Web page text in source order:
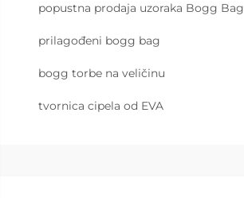
popustna prodaja uzoraka Bogg Bag
prilagođeni bogg bag
bogg torbe na veličinu
tvornica cipela od EVA